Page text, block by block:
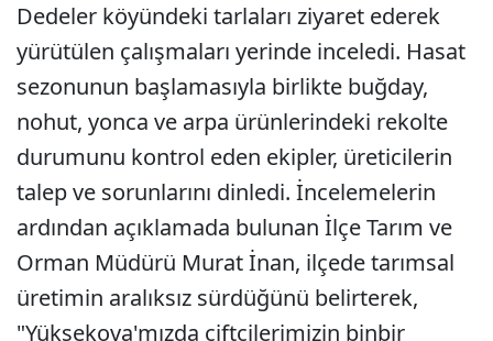
Dedeler köyündeki tarlaları ziyaret ederek
yürütülen çalışmaları yerinde inceledi. Hasat
sezonunun başlamasıyla birlikte buğday,
nohut, yonca ve arpa ürünlerindeki rekolte
durumunu kontrol eden ekipler, üreticilerin
talep ve sorunlarını dinledi. İncelemelerin
ardından açıklamada bulunan İlçe Tarım ve
Orman Müdürü Murat İnan, ilçede tarımsal
üretimin aralıksız sürdüğünü belirterek,
"Yüksekova'mızda çiftçilerimizin binbir